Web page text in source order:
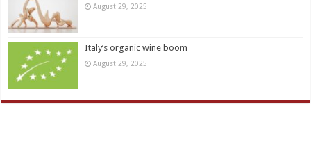
August 29, 2025
Italy’s organic wine boom
August 29, 2025